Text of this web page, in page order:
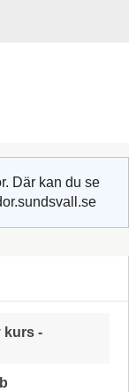
Där kan du se
kurs -